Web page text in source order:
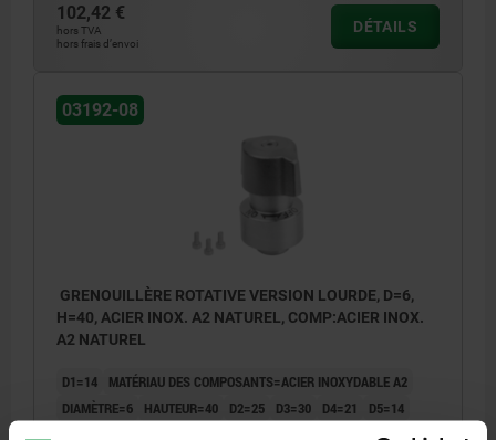
102,42 €
hors TVA
hors frais d’envoi
DÉTAILS
03192-08
GRENOUILLÈRE ROTATIVE VERSION LOURDE, D=6,
H=40, ACIER INOX. A2 NATUREL, COMP:ACIER INOX.
A2 NATUREL
D1=14
MATÉRIAU DES COMPOSANTS=ACIER INOXYDABLE A2
DIAMÈTRE=6
HAUTEUR=40 D2=25 D3=30 D4=21
D5=14
T=6/9